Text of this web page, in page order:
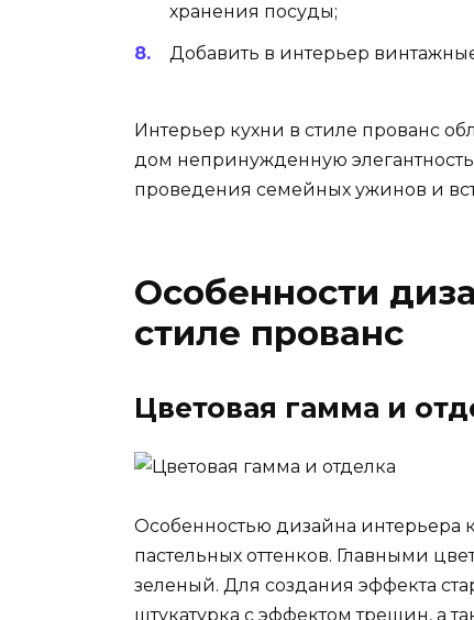
хранения посуды;
Добавить в интерьер
Интерьер кухни в стиле прованс
дом непринужденную
проведения семейных ужинов и
Особенности
стиле прованс
Цветовая гамма и
Особенностью дизайна интерьера
пастельных оттенков. Главными
зеленый. Для создания эффекта
штукатурка с эффектом трещин, а